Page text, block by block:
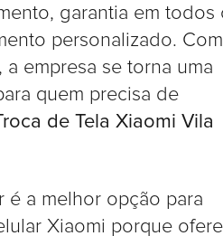
garantia em todos
personalizado. Com
a empresa se torna uma
quem precisa de
de Tela Xiaomi Vila
é a melhor opção para
Xiaomi porque